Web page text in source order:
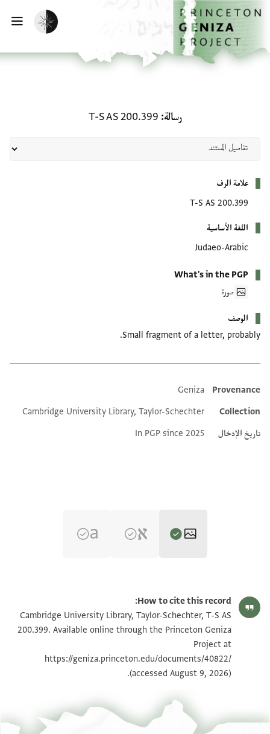
إلى المحتوى الرئيسي
الرئيسية
تفعيل الوضع المظلم
رسالة T-S AS 200.399
علامة الرف
T-S AS 200.399
اللغة الأساسية
Judaeo-Arabic
What's in the PGP
صورة
الوصف
Small fragment of a letter, probably.
Additional metadata
Provenance
Geniza
Collection
Cambridge University Library, Taylor-Schechter
تاريخ الإدخال
In PGP since 2025
T-S AS 200.399 1v تكبير و تدوير
بيان أذونات الصورة
How to cite this record:
Cambridge University Library, Taylor-Schechter, T-S AS
200.399. Available online through the Princeton Geniza
Project at
https://geniza.princeton.edu/documents/40822/
(accessed August 9, 2026).